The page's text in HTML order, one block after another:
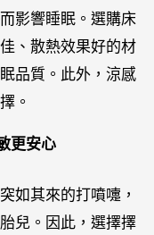
影響睡眠。選購床
、散熱效果好的材
品質。此外，涼感
。
更安心
如其來的打噴嚏，
兒。因此，選擇擇